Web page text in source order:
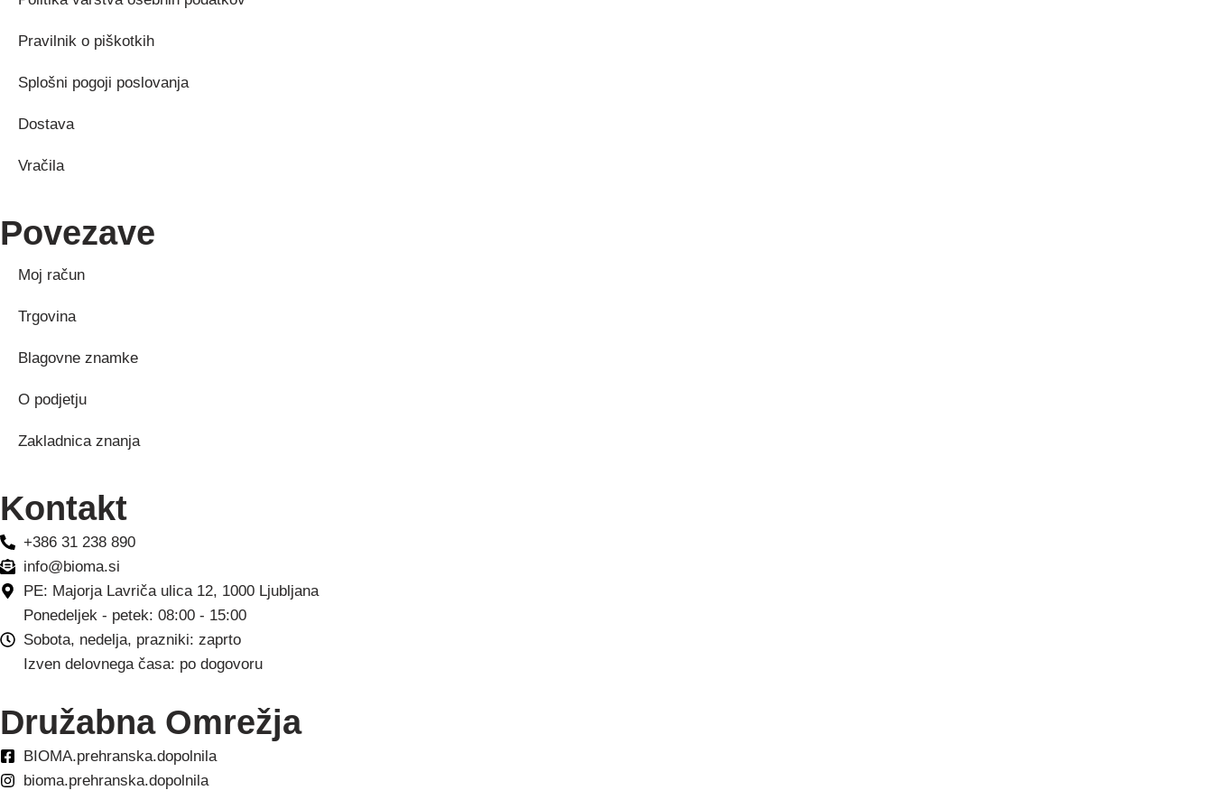
Pravilnik o piškotkih
Splošni pogoji poslovanja
Dostava
Vračila
Povezave
Moj račun
Trgovina
Blagovne znamke
O podjetju
Zakladnica znanja
Kontakt
+386 31 238 890
info@bioma.si
PE: Majorja Lavriča ulica 12, 1000 Ljubljana
Ponedeljek - petek: 08:00 - 15:00
Sobota, nedelja, prazniki: zaprto
Izven delovnega časa: po dogovoru
Družabna Omrežja
BIOMA.prehranska.dopolnila
bioma.prehranska.dopolnila